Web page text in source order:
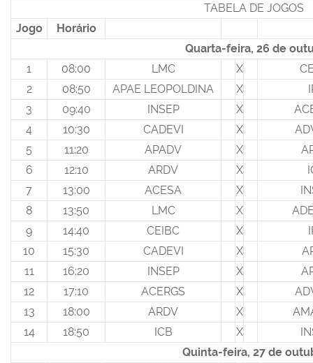
TABELA DE JOGOS
Jogo
Horário
Quarta-feira, 26 de
1
08:00 LMC X
2
08:50 APAE LEOPOLDINA X
3
09:40 INSEP X
4
10:30 CADEVI X
5
11:20 APADV X
6
12:10 ARDV X
7
13:00 ACESA X
8
13:50 LMC X
9
14:40 CEIBC X
10
15:30 CADEVI X
11
16:20 INSEP X
12
17:10 ACERGS X
13
18:00 ARDV X
14
18:50 ICB X
Quinta-feira, 27 de